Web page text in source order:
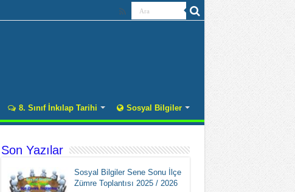
8. Sınıf İnkılap Tarihi Sosyal Bilgiler
Son Yazılar
Sosyal Bilgiler Sene Sonu İlçe
Zümre Toplantısı 2025 / 2026